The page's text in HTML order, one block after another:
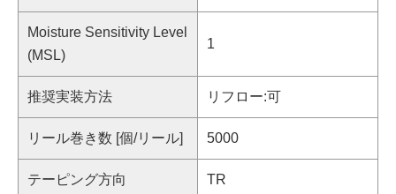
Moisture Sensitivity Level
(MSL)
1
推奨実装方法 リフロー:可
リール巻き数 [個/リール] 5000
テーピング方向 TR